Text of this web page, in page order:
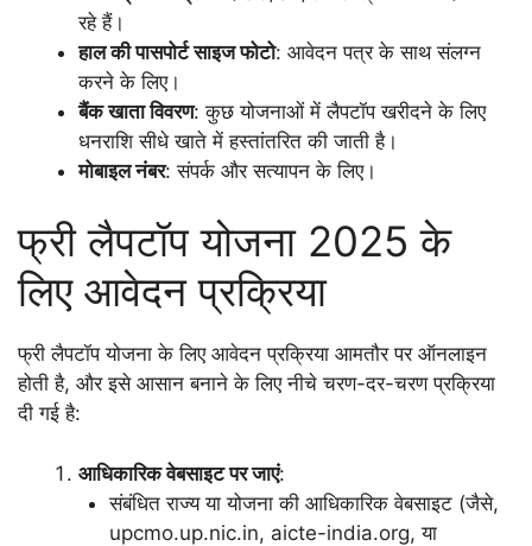
रहे हैं।
हाल की पासपोर्ट साइज फोटो: आवेदन पत्र के साथ संलग्न
करने के लिए।
बैंक खाता विवरण: कुछ योजनाओं में लैपटॉप खरीदने के लिए
धनराशि सीधे खाते में हस्तांतरित की जाती है।
मोबाइल नंबर: संपर्क और सत्यापन के लिए।
फ्री लैपटॉप योजना 2025 के
लिए आवेदन प्रक्रिया
फ्री लैपटॉप योजना के लिए आवेदन प्रक्रिया आमतौर पर ऑनलाइन
होती है, और इसे आसान बनाने के लिए नीचे चरण-दर-चरण प्रक्रिया
दी गई है:
आधिकारिक वेबसाइट पर जाएं:
संबंधित राज्य या योजना की आधिकारिक वेबसाइट (जैसे,
upcmo.up.nic.in, aicte-india.org, या